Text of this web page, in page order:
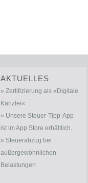
AKTUELLES
Zertifizierung als »Digitale
Kanzlei«
Unsere Steuer-Tipp-App
ist im App Store erhältlich.
Steuerabzug bei
außergewöhnlichen
Belastungen